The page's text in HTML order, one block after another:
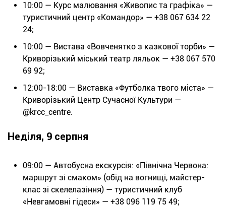
10:00 — Курс малювання «Живопис та графіка» —
туристичний центр «Командор» — +38 067 634 22
24;
10:00 — Вистава «Вовченятко з казкової торби» —
Криворізький міський театр ляльок — +38 067 570
69 92;
12:00-18:00 — Виставка «Футболка твого міста» —
Криворізький Центр Сучасної Культури —
@krcc_centre.
Неділя, 9 серпня
09:00 — Автобусна екскурсія: «Північна Червона:
маршрут зі смаком» (обід на вогнищі, майстер-
клас зі скелелазіння) — туристичний клуб
«Невгамовні гідеси» — +38 096 119 75 49;